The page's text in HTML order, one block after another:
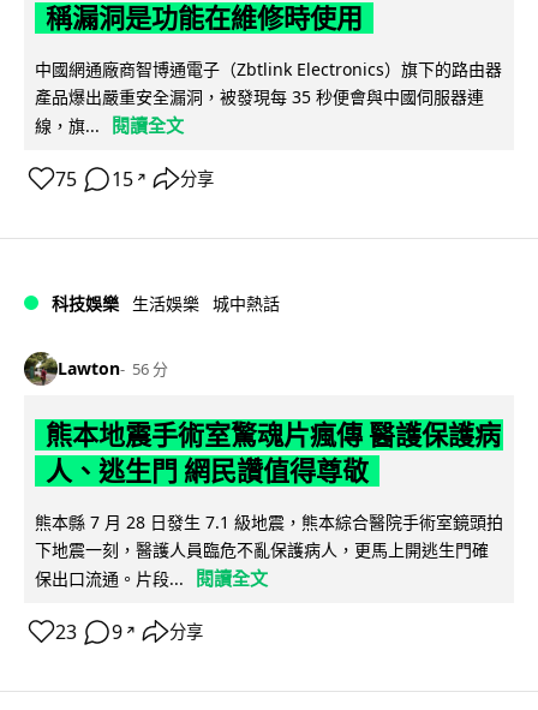
稱漏洞是功能在維修時使用
中國網通廠商智博通電子（Zbtlink Electronics）旗下的路由器
產品爆出嚴重安全漏洞，被發現每 35 秒便會與中國伺服器連
線，旗...
閱讀全文
75 15 ↗ 分享
科技娛樂 生活娛樂 城中熱話
Lawton 56 分
熊本地震手術室驚魂片瘋傳 醫護保護病
人、逃生門 網民讚值得尊敬
熊本縣 7 月 28 日發生 7.1 級地震，熊本綜合醫院手術室鏡頭拍
下地震一刻，醫護人員臨危不亂保護病人，更馬上開逃生門確
保出口流通。片段...
閱讀全文
23 9 ↗ 分享